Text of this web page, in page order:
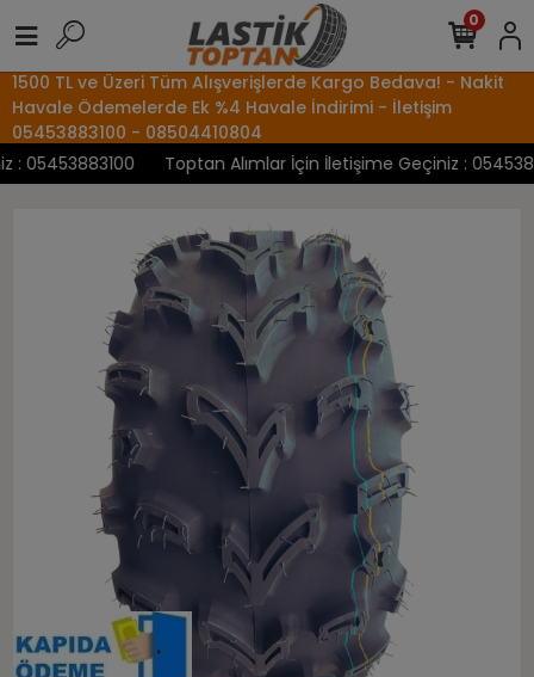
1500 TL ve Üzeri Tüm Alışverişlerde Kargo Bedava! - Nakit
Havale Ödemelerde Ek %4 Havale İndirimi - İletişim
05453883100 - 08504410804
Toptan Alımlar İçin İletişime Geçiniz :
0